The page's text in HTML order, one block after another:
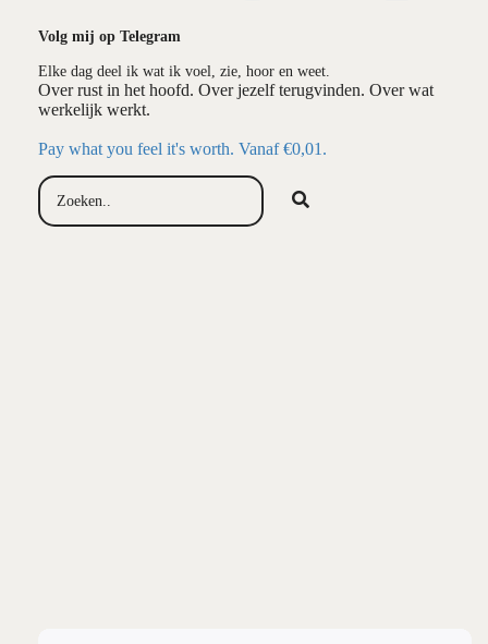
Volg mij op Telegram
Elke dag deel ik wat ik voel, zie, hoor en weet.
Over rust in het hoofd. Over jezelf terugvinden. Over wat
werkelijk werkt.
Pay what you feel it's worth. Vanaf €0,01.